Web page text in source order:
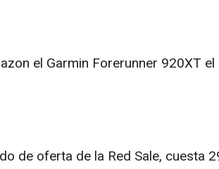
el Garmin Forerunner 920XT
de oferta de la Red Sale, cuesta